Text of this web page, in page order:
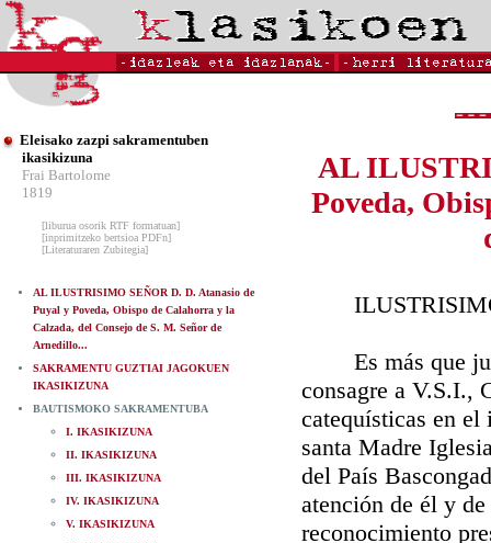
Eleisako zazpi sakramentuben
ikasikizuna
Frai Bartolome
1819
[liburua osorik RTF formatuan]
[inprimitzeko bertsioa PDFn]
[Literaturaren Zubitegia]
AL ILUSTRISIMO SEÑOR D. D. Atanasio de
Puyal y Poveda, Obispo de Calahorra y la
Calzada, del Consejo de S. M. Señor de
Arnedillo...
SAKRAMENTU GUZTIAI JAGOKUEN
IKASIKIZUNA
BAUTISMOKO SAKRAMENTUBA
I. IKASIKIZUNA
II. IKASIKIZUNA
III. IKASIKIZUNA
IV. IKASIKIZUNA
V. IKASIKIZUNA
AL
Poveda,
Es más que
consagre a V.S.I.,
catequísticas en el
santa Madre
del País
atención de él y
reconocimiento